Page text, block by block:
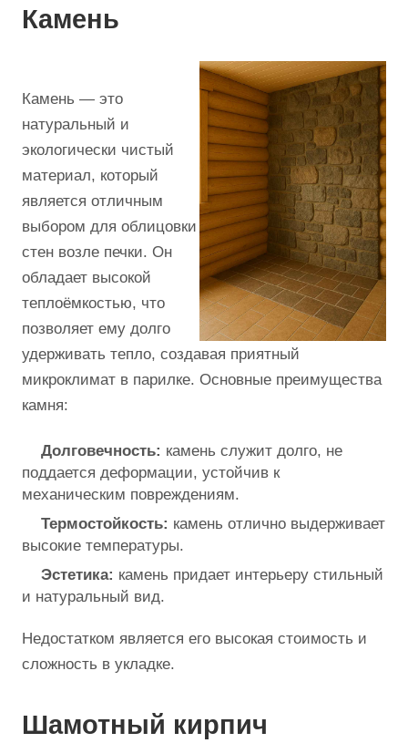
Камень
Камень — это
натуральный и
экологически чистый
материал, который
является отличным
выбором для облицовки
стен возле печки. Он
обладает высокой
теплоёмкостью, что
позволяет ему долго
удерживать тепло, создавая приятный
микроклимат в парилке. Основные преимущества
камня:
Долговечность: камень служит долго, не
поддается деформации, устойчив к
механическим повреждениям.
Термостойкость: камень отлично выдерживает
высокие температуры.
Эстетика: камень придает интерьеру стильный
и натуральный вид.
Недостатком является его высокая стоимость и
сложность в укладке.
Шамотный кирпич